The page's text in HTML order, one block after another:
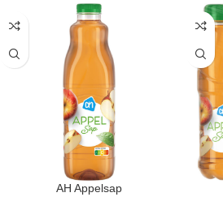
AH Appelsap